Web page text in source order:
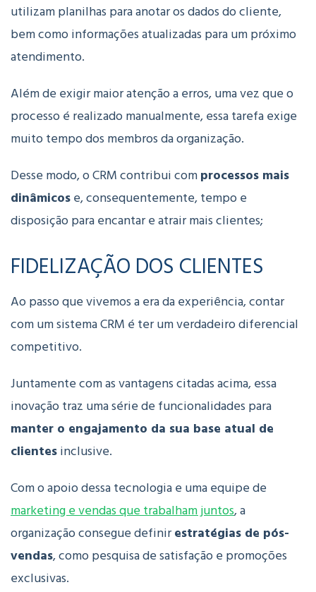
utilizam planilhas para anotar os dados do cliente,
bem como informações atualizadas para um próximo
atendimento.
Além de exigir maior atenção a erros, uma vez que o
processo é realizado manualmente, essa tarefa exige
muito tempo dos membros da organização.
Desse modo, o CRM contribui comprocessos mais
dinâmicose, consequentemente, tempo e
disposição para encantar e atrair mais clientes;
FIDELIZAÇÃO DOS CLIENTES
Ao passo que vivemos a era da experiência, contar
com um sistema CRM é ter um verdadeiro diferencial
competitivo.
Juntamente com as vantagens citadas acima, essa
inovação traz uma série de funcionalidades para
manter o engajamento da sua base atual de
clientesinclusive.
Com o apoio dessa tecnologia e uma equipe de
marketing e vendas que trabalham juntos, a
organização consegue definirestratégias de pós-
vendas, como pesquisa de satisfação e promoções
exclusivas.